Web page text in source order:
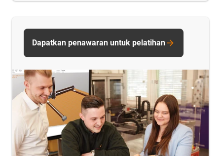
Dapatkan penawaran untuk pelatihan